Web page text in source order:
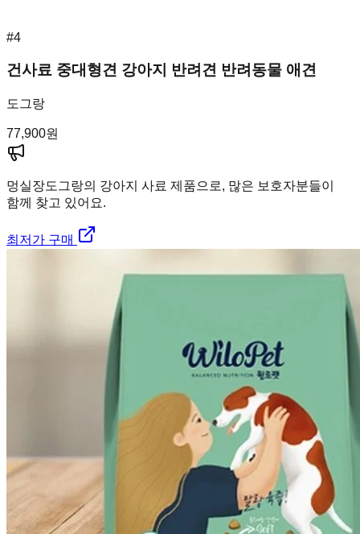
#4
건사료 중대형견 강아지 반려견 반려동물 애견
도그랑
77,900원
멍실장도그랑의 강아지 사료 제품으로, 많은 보호자분들이
함께 찾고 있어요.
최저가 구매